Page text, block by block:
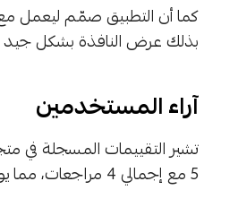
كما أن التطبيق صمّم ليعمل
بذلك عرض النافذة بشكل جيد
آراء المستخدمين
تشير التقييمات المسجلة في
5 مع إجمالي 4 مراجعات، مما يوضح قابلية الاستفادة وسهولة التحكّم في العروض عبر “كوبون بوب”.